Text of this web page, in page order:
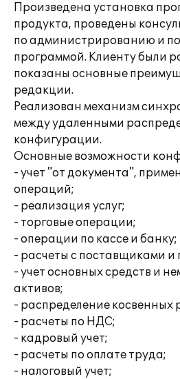
Произведена установка
продукта, проведены
по администрированию и
программой. Клиенту были
показаны основные
редакции.
Реализован механизм
между удаленными
конфигурации.
Основные возможности
- учет "от документа",
операций;
- реализация услуг;
- торговые операции;
- операции по кассе и банку;
- расчеты с поставщиками и
- учет основных средств и
активов;
- распределение косвенных
- расчеты по НДС;
- кадровый учет;
- расчеты по оплате труда;
- налоговый учет;